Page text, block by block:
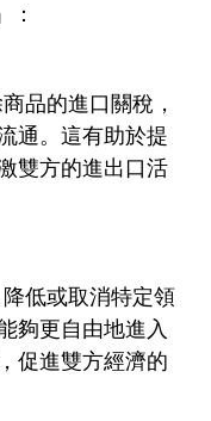
品的進口關稅，
通。這有助於提
雙方的進出口活
低或取消特定領
夠更自由地進入
促進雙方經濟的